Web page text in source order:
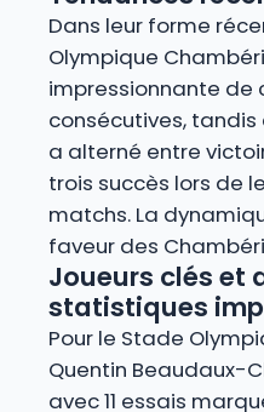
Dans leur forme
Olympique
impressionnante de
consécutives, tandis
a alterné entre
trois succès lors de
matchs. La
faveur des
Joueurs clés et
statistiques
Pour le Stade
Quentin Beaudaux-
avec 11 essais